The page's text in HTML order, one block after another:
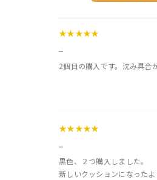
★★★★★
2個目の購入です。沈み具合
★★★★★
黒色、２つ購入しました。
新しいクッションになったよ